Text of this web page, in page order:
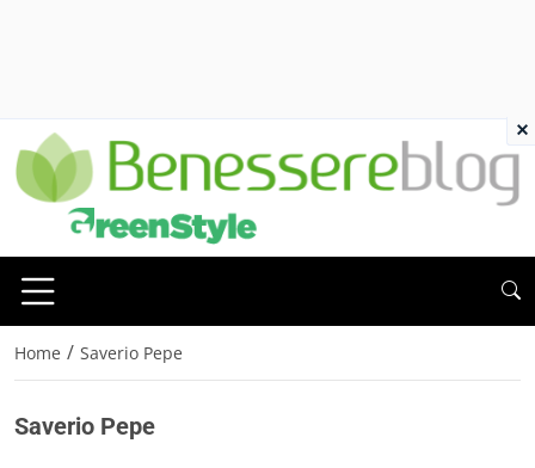
Home / Saverio Pepe
Saverio Pepe
×